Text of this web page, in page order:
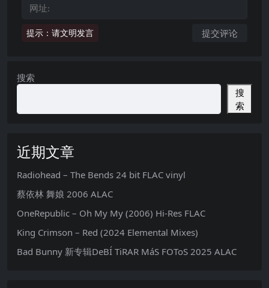
提示：请文明发言
搜索
搜
索
近期文章
Radiohead – The Bends 24 bit FLAC vinyl
蔡依林 舞娘 2006 ALAC
OneRepublic – Oh My My (2006) Hi-Res FLAC
King Crimson – Red (2024 Elemental Mixes)
Bad Bunny 新专辑DeBÍ TiRAR MáS FOToS 2025 ALAC